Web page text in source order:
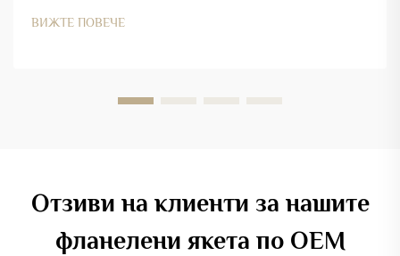
ВИЖТЕ ПОВЕЧЕ
Отзиви на клиенти за нашите
фланелени якета по OEM